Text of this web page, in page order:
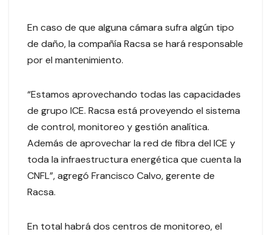
En caso de que alguna cámara sufra algún tipo
de daño, la compañía Racsa se hará responsable
por el mantenimiento.
“Estamos aprovechando todas las capacidades
de grupo ICE. Racsa está proveyendo el sistema
de control, monitoreo y gestión analítica.
Además de aprovechar la red de fibra del ICE y
toda la infraestructura energética que cuenta la
CNFL”, agregó Francisco Calvo, gerente de
Racsa.
En total habrá dos centros de monitoreo, el